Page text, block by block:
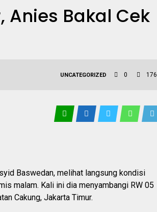
Anies Bakal Cek
UNCATEGORIZED 0 176
Baswedan, melihat langsung kondisi
malam. Kali ini dia menyambangi RW 05
Cakung, Jakarta Timur.